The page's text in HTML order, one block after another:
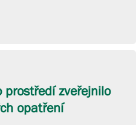
zveřejnilo
opatření